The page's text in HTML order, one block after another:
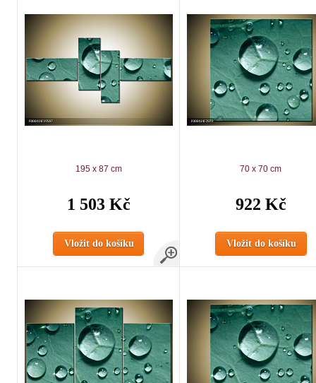
195 x 87 cm
1 503 Kč
Vložit do košíku
70 x 70 cm
922 Kč
Vložit do košíku